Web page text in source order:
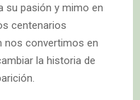
su pasión y mimo en
centenarios
nos convertimos en
la historia de